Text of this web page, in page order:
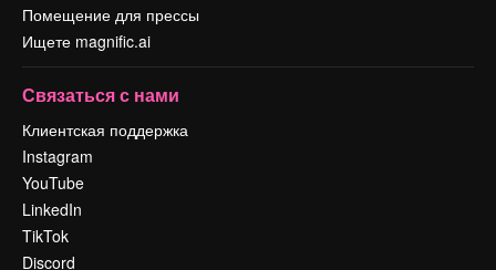
Помещение для прессы
Ищете magnific.ai
Связаться с нами
Клиентская поддержка
Instagram
YouTube
LinkedIn
TikTok
Discord